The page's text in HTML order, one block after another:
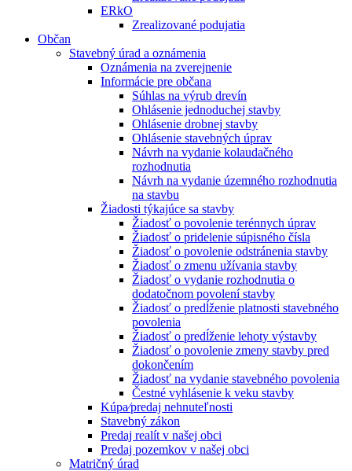
ERkO
Zrealizované podujatia
Občan
Stavebný úrad a oznámenia
Oznámenia na zverejnenie
Informácie pre občana
Súhlas na výrub drevín
Ohlásenie jednoduchej stavby
Ohlásenie drobnej stavby
Ohlásenie stavebných úprav
Návrh na vydanie kolaudačného
rozhodnutia
Návrh na vydanie územného rozhodnutia
na stavbu
Žiadosti týkajúce sa stavby
Žiadosť o povolenie terénnych úprav
Žiadosť o pridelenie súpisného čísla
Žiadosť o povolenie odstránenia stavby
Žiadosť o zmenu užívania stavby
Žiadosť o vydanie rozhodnutia o
dodatočnom povolení stavby
Žiadosť o predĺženie platnosti stavebného
povolenia
Žiadosť o predĺženie lehoty výstavby
Žiadosť o povolenie zmeny stavby pred
dokončením
Žiadosť na vydanie stavebného povolenia
Čestné vyhlásenie k veku stavby
Kúpa⁄predaj nehnuteľnosti
Stavebný zákon
Predaj realít v našej obci
Predaj pozemkov v našej obci
Matričný úrad